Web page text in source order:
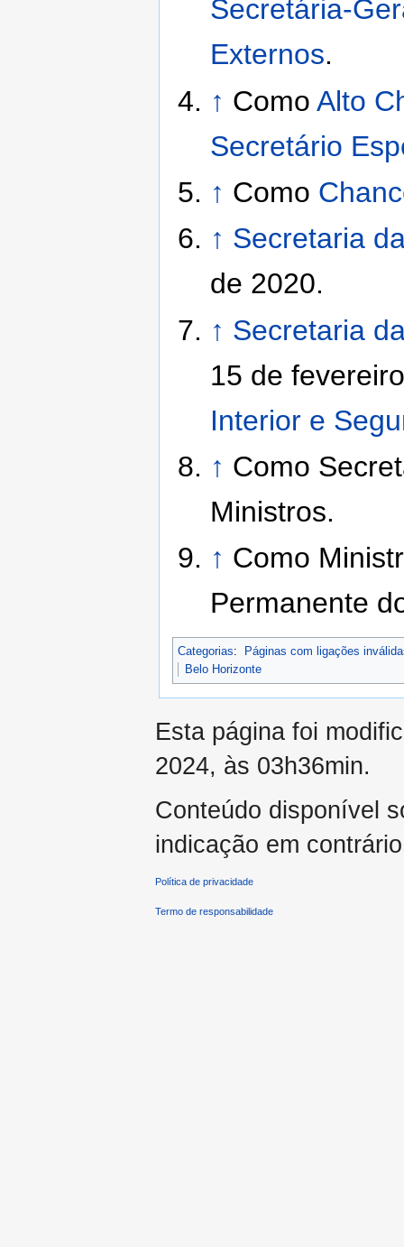
Secretária-
Externos.
↑ ComoAlto
Secretário
↑ Como
↑ Secretaria
de 2020.
↑ Secretaria
15 de
Interior e
↑ Como
Ministros.
↑ Como
Permanente
Categorias:
Páginas com ligações
Belo Horizonte
Esta página foi
2024, às 03h36min.
Conteúdo disponível
indicação em
Política de privacidade
Termo de responsabilidade